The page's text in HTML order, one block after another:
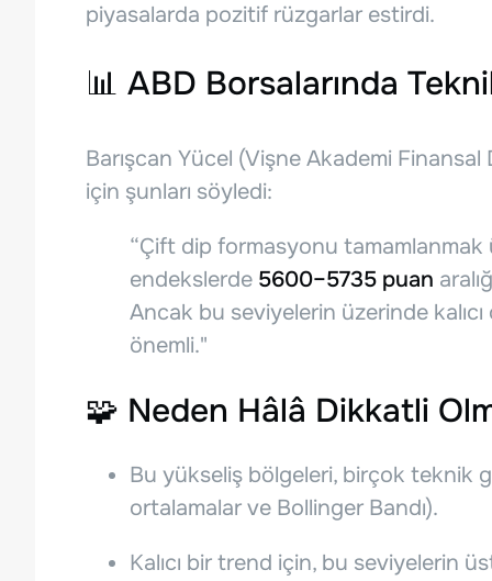
piyasalarda pozitif rüzgarlar estirdi.
📊 ABD Borsalarında
Barışcan Yücel (Vişne Akademi Finansal
için şunları söyledi:
“Çift dip formasyonu tamamlanmak
endekslerde 5600–5735 puan
Ancak bu seviyelerin üzerinde
önemli."
🧩 Neden Hâlâ Dikkatli
Bu yükseliş bölgeleri, birçok teknik
ortalamalar ve Bollinger Bandı).
Kalıcı bir trend için, bu seviyelerin